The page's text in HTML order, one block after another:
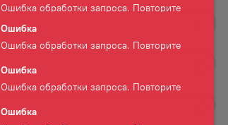
Ошибка обработки запроса. Повторите
запрос через минуту.
Ошибка
Ошибка обработки запроса. Повторите
Ошибка
Ошибка обработки запроса. Повторите
Ошибка